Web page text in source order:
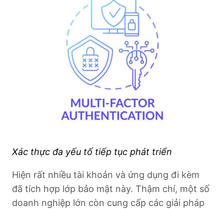
Xác thực đa yếu tố tiếp tục phát triển
Hiện rất nhiều tài khoản và ứng dụng đi kèm
đã tích hợp lớp bảo mật này. Thậm chí, một số
doanh nghiệp lớn còn cung cấp các giải pháp